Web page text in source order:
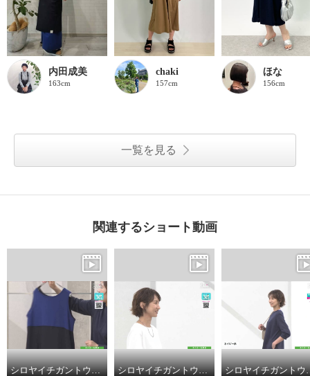
内田成美
163cm
chaki
157cm
ほな
156cm
一覧を見る
関連するショート動画
シロヤイチガントウキョウ ＤＥＰＥＮＤ糸使用 アムンゼン ２ウェイワンピース シロヤイチガントウキョウ ＤＥＰＥＮＤ糸使用 アムンゼン プルオーバー シロヤイチガン